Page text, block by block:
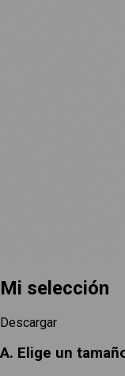
Mi selección
Descargar
A. Elige un